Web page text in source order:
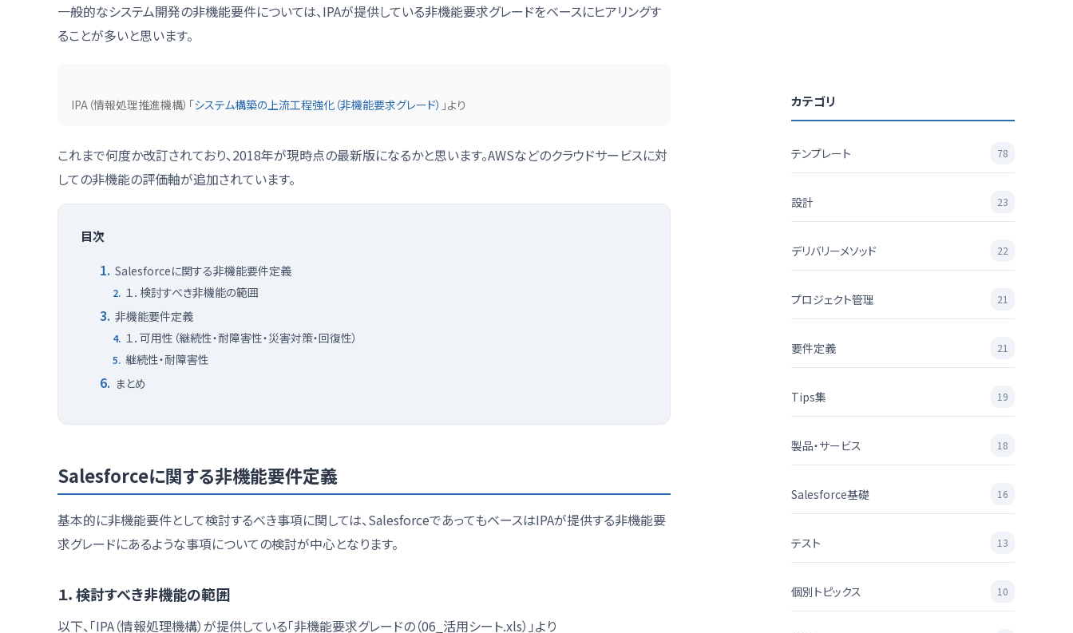
一般的なシステム開発の非機能要件については、IPAが提供している非機能要求グレードをベースにヒアリングす
ることが多いと思います。
IPA（情報処理推進機構）「システム構築の上流工程強化（非機能要求グレード） 」より
これまで何度か改訂されており、2018年が現時点の最新版になるかと思います。AWSなどのクラウドサービスに対
しての非機能の評価軸が追加されています。
目次
Salesforceに関する非機能要件定義
１．検討すべき非機能の範囲
非機能要件定義
１．可用性（継続性・耐障害性・災害対策・回復性）
継続性・耐障害性
まとめ
Salesforceに関する非機能要件定義
基本的に非機能要件として検討するべき事項に関しては、SalesforceであってもベースはIPAが提供する非機能要
求グレードにあるような事項についての検討が中心となります。
１．検討すべき非機能の範囲
以下、「IPA（情報処理機構）が提供している「非機能要求グレードの（06_活用シート.xls）」より
カテゴリ
テンプレート 78
設計 23
デリバリーメソッド 22
プロジェクト管理 21
要件定義 21
Tips集 19
製品・サービス 18
Salesforce基礎 16
テスト 13
個別トピックス 10